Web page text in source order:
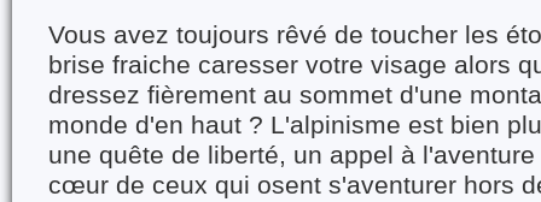
Vous avez toujours rêvé de toucher les
brise fraiche caresser votre visage alors
dressez fièrement au sommet d'une
monde d'en haut ? L'alpinisme est bien
une quête de liberté, un appel à
cœur de ceux qui osent s'aventurer hors